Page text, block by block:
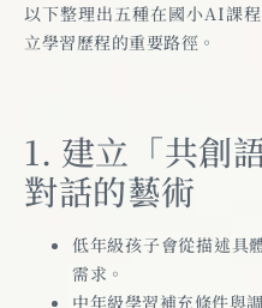
以下整理出五種在國小AI課
立學習歷程的重要路徑。
1. 建立「共創
對話的藝術
低年級孩子會從描述具
需求。
中年級學習補充條件與